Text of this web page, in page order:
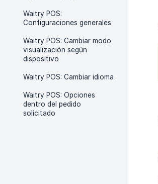
Waitry POS:
Configuraciones generales
Waitry POS: Cambiar modo
visualización según
dispositivo
Waitry POS: Cambiar idioma
Waitry POS: Opciones
dentro del pedido
solicitado